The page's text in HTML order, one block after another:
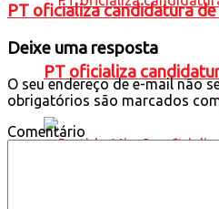
PT oficializa
PT oficializa candidatura
Deixe uma resposta
O seu endereço de e-mail não
obrigatórios são marcados
Comentário